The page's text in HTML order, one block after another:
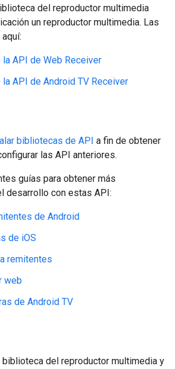
del reproductor multimedia
un reproductor multimedia. Las
la API de Web Receiver
API de Android TV Receiver
bibliotecas de API a fin de obtener
las API anteriores.
guías para obtener más
desarrollo con estas API:
de Android
de iOS
remitentes
web
de Android TV
biblioteca del reproductor multimedia y